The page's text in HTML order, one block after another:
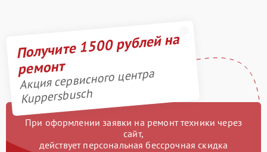
Получите 1500 рублей на
ремонт
Акция сервисного центра
Kuppersbusch
При оформлении заявки на ремонт техники через
сайт,
действует персональная бессрочная скидка